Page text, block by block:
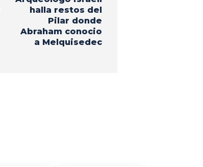
halla restos del
Pilar donde
Abraham conocio
a Melquisedec